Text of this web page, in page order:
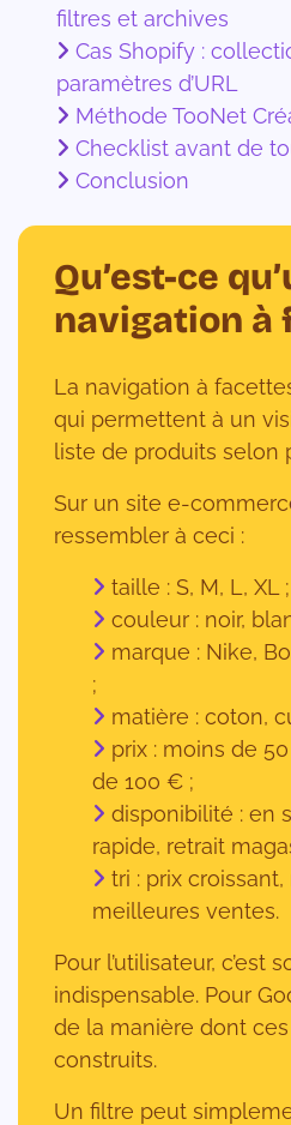
filtres et archives
Cas Shopify :
paramètres d’URL
Méthode TooNet
Checklist avant de
Conclusion
Qu’est-ce
navigation à
La navigation à
qui permettent à un
liste de produits selon
Sur un site e-
ressembler à ceci :
taille : S, M, L, XL ;
couleur : noir,
marque : Nike,
;
matière : coton,
prix : moins de
de 100 € ;
disponibilité : en
rapide, retrait
tri : prix
meilleures ventes.
Pour l’utilisateur, c’est
indispensable. Pour
de la manière dont
construits.
Un filtre peut